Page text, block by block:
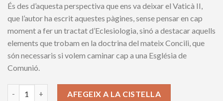
És des d’aquesta perspectiva que ens va deixar el Vaticà II,
que l’autor ha escrit aquestes pàgines, sense pensar en cap
moment a fer un tractat d’Eclesiologia, sinó a destacar aquells
elements que trobam en la doctrina del mateix Concili, que
són necessaris si volem caminar cap a una Església de
Comunió.
Al vent de l’Esperit. Per una Església en comunió quantity
AFEGEIX A LA CISTELLA